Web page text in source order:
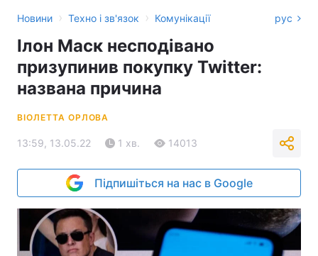
Новини › Техно і зв'язок › Комунікації рус
Ілон Маск несподівано
призупинив покупку Twitter:
названа причина
ВІОЛЕТТА ОРЛОВА
13:59, 13.05.22 1 хв. 14013
Підпишіться на нас в Google